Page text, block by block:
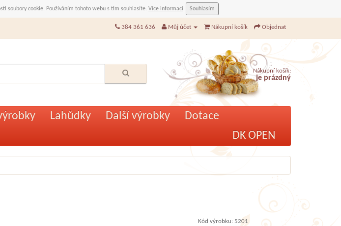
soubory cookie. Používáním tohoto webu s tím souhlasíte. Více informací Souhlasím
384 361 636 Můj účet Nákupní košík Objednat
Nákupní košík:
je prázdný
Lahůdky Další výrobky
Dotace
DK OPEN
Kód výrobku: 5201